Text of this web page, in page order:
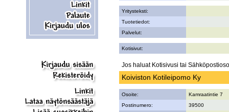
Yritysteksti:
Tuotetiedot:
Palvelut:
Kotisivut:
Jos haluat Kotisivusi tai
Koiviston Kotileipomo Ky
Osoite:
Kamraatintie 7
Postinumero:
39500